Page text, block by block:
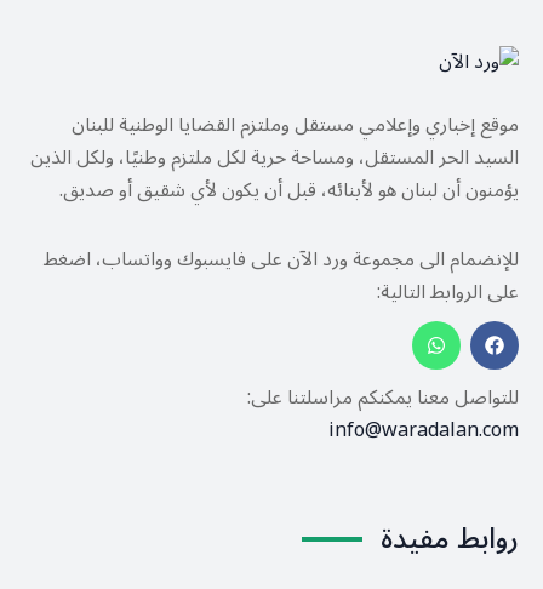
موقع إخباري وإعلامي مستقل وملتزم القضايا الوطنية للبنان
السيد الحر المستقل، ومساحة حرية لكل ملتزم وطنيًا، ولكل الذين
يؤمنون أن لبنان هو لأبنائه، قبل أن يكون لأي شقيق أو صديق.
للإنضمام الى مجموعة ورد الآن على فايسبوك وواتساب، اضغط
على الروابط التالية:
للتواصل معنا يمكنكم مراسلتنا على:
info@waradalan.com
روابط مفيدة